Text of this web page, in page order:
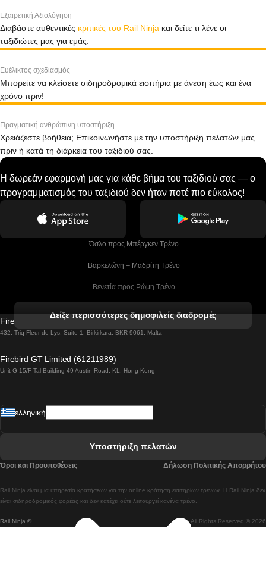
Εξαιρετική Αξιολόγηση
Διαβάστε αυθεντικές κριτικές του Rail Ninja και δείτε τι λένε οι
ταξιδιώτες μας για εμάς.
Ευέλικτος σχεδιασμός
Μπορείτε να κλείσετε σιδηροδρομικά εισιτήρια με άνεση έως και ένα
χρόνο πριν!
Πραγματική ανθρώπινη υποστήριξη
Χρειάζεστε βοήθεια; Επικοινωνήστε με την υποστήριξη πελατών μας
πριν ή κατά τη διάρκεια του ταξιδιού σας.
Η δωρεάν εφαρμογή μας για κάθε βήμα του ταξιδιού σας — ο
προγραμματισμός του ταξιδιού δεν ήταν ποτέ πιο εύκολος!
Όσλο προς Μπέργκεν Tρένο
Βαρκελώνη – Μαδρίτη Tρένο
Βενετία προς Ρώμη Τρένο
Βιέννη προς Σάλτσμπουργκ Τρένα
Βουδαπέστη προς Πράγα Tρένο
Λισαβόνα προς Λάγος Tρένο
Λισαβόνα προς Μαδρίτη Τρένα
Δείξε περισσότερες δημοφιλείς διαδρομές
Firebird GT Limited (OC 1451)
432, Triq Fleur de Lys, Suite 1, Birkirkara, BKR 9061, Malta
Firebird GT Limited (61211989)
Unit G 15/F Tal Building 49 Austin Road, KL, Hong Kong
Rail Ninja ® All Rights Reserved © 2026
Rail Ninja είναι μια υπηρεσία κρατήσεων για την online κράτηση εισιτηρίων τρένων. Η Rail Ninja δεν
είναι σιδηροδρομικός φορέας και δεν κατέχει ούτε λειτουργεί κανένα τρένο.
ελληνική
Υποστήριξη πελατών
Όροι και Προϋποθέσεις Δήλωση Πολιτικής Απορρήτου